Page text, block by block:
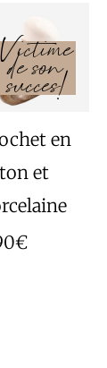
en
et
€